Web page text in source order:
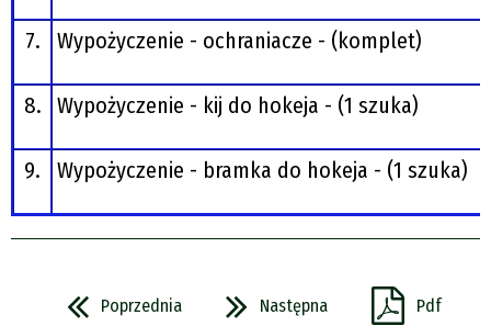
7. Wypożyczenie - ochraniacze - (komplet)
8. Wypożyczenie - kij do hokeja - (1 szuka)
9. Wypożyczenie - bramka do hokeja - (1 szuka)
Poprzednia Następna Pdf